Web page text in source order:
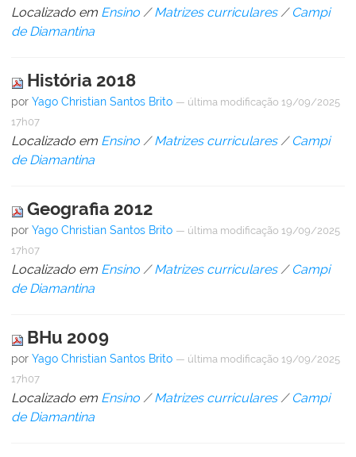
Localizado em Ensino /Matrizes curriculares / Campi
de Diamantina
História 2018
por Yago Christian Santos Brito — última modificação 19/09/2025
17h07
Localizado em Ensino /Matrizes curriculares / Campi
de Diamantina
Geografia 2012
por Yago Christian Santos Brito — última modificação 19/09/2025
17h07
Localizado em Ensino /Matrizes curriculares / Campi
de Diamantina
BHu 2009
por Yago Christian Santos Brito — última modificação 19/09/2025
17h07
Localizado em Ensino /Matrizes curriculares / Campi
de Diamantina